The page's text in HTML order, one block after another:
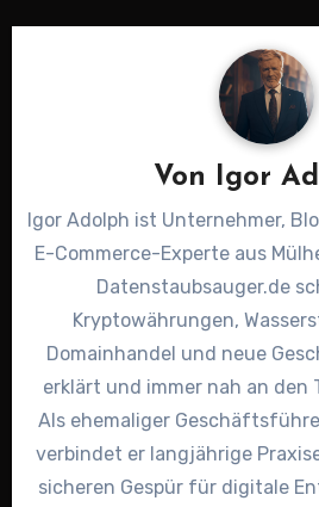
Von Igor
Igor Adolph ist Unternehmer,
E-Commerce-Experte aus
Datenstaubsauger.de
Kryptowährungen,
Domainhandel und neue
erklärt und immer nah an den
Als ehemaliger
verbindet er langjährige
sicheren Gespür für digitale